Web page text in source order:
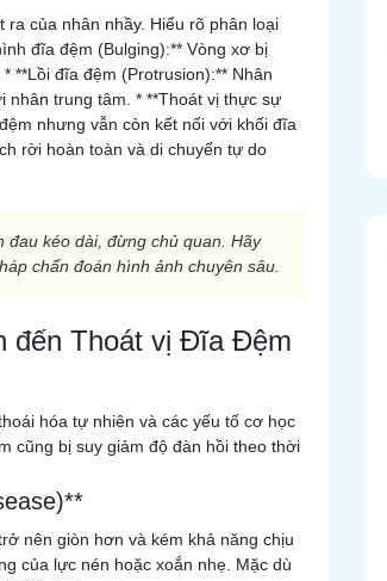
của nhân nhầy. Hiểu rõ phân loại
đĩa đệm (Bulging):** Vòng xơ bị
**Lồi đĩa đệm (Protrusion):** Nhân
nhân trung tâm. * **Thoát vị thực sự
nhưng vẫn còn kết nối với khối đĩa
rời hoàn toàn và di chuyển tự do
đau kéo dài, đừng chủ quan. Hãy
chẩn đoán hình ảnh chuyên sâu.
đến Thoát vị Đĩa Đệm
hóa tự nhiên và các yếu tố cơ học
cũng bị suy giảm độ đàn hồi theo thời
nên giòn hơn và kém khả năng chịu
của lực nén hoặc xoắn nhẹ. Mặc dù